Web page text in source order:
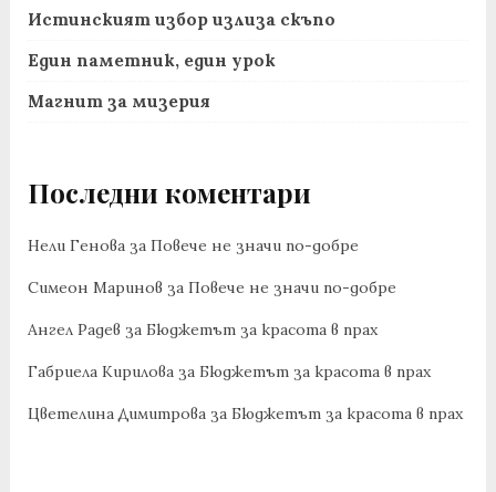
Истинският избор излиза скъпо
Един паметник, един урок
Магнит за мизерия
Последни коментари
Нели Генова за Повече не значи по-добре
Симеон Маринов за Повече не значи по-добре
Ангел Радев за Бюджетът за красота в прах
Габриела Кирилова за Бюджетът за красота в прах
Цветелина Димитрова за Бюджетът за красота в прах